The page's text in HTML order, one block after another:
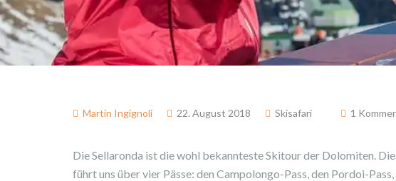
Martin Ingignoli 22. August 2018 Skisafari 1
Die Sellaronda ist die wohl bekannteste Skitour der Dolomiten.
führt uns über vier Pässe: den Campolongo-Pass, den Pordoi-